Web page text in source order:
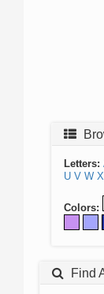
Letters:
U V W X
Colors:
Find